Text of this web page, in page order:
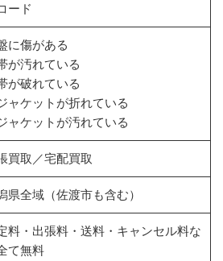
ード
に傷がある
が汚れている
が破れている
ャケットが折れている
ャケットが汚れている
買取／宅配買取
県全域（佐渡市も含む）
料・出張料・送料・キャンセル料な
て無料